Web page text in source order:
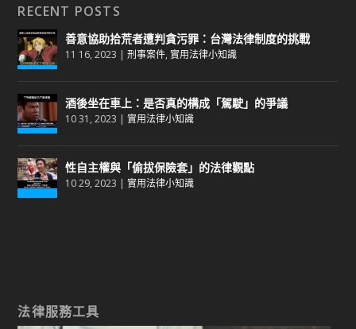
RECENT POSTS
善意協助拾荒者遭判貪污罪：台灣法律制度的挑戰
11 16, 2023 |刑事案件,實用法律小知識
酒後坐在車上：是否真的構成「駕駛」的爭議
10 31, 2023 |實用法律小知識
性自主權與「偷拔保險套」的法律觀點
10 29, 2023 |實用法律小知識
法律服務工具